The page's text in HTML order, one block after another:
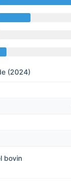
(2024)
bovin